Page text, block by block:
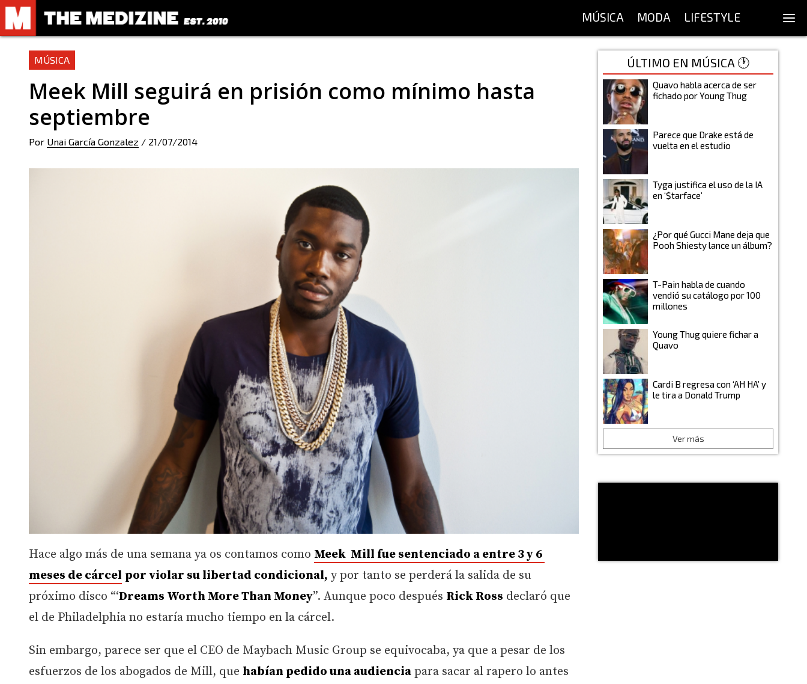
MÚSICA MODA LIFESTYLE
MÚSICA
Meek Mill seguirá en prisión como mínimo hasta
septiembre
Por Unai García Gonzalez / 21/07/2014
Hace algo más de una semana ya os contamos como Meek Mill fue sentenciado a entre 3 y 6
meses de cárcel por violar su libertad condicional, y por tanto se perderá la salida de su
próximo disco “‘Dreams Worth More Than Money”. Aunque poco después Rick Ross declaró que
el de Philadelphia no estaría mucho tiempo en la cárcel.
Sin embargo, parece ser que el CEO de Maybach Music Group se equivocaba, ya que a pesar de los
esfuerzos de los abogados de Mill, que habían pedido una audiencia para sacar al rapero lo antes
ÚLTIMO EN MÚSICA 🕐
Quavo habla acerca de ser
fichado por Young Thug
Parece que Drake está de
vuelta en el estudio
Tyga justifica el uso de la IA
en ‘$tarface’
¿Por qué Gucci Mane deja que
Pooh Shiesty lance un álbum?
T-Pain habla de cuando
vendió su catálogo por 100
millones
Young Thug quiere fichar a
Quavo
Cardi B regresa con ‘AH HA’ y
le tira a Donald Trump
Ver más